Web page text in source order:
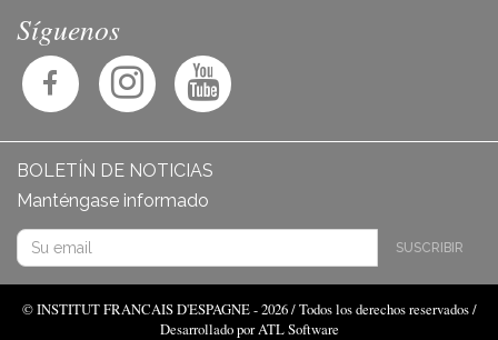
Síguenos
BOLETÍN DE NOTICIAS
Manténgase informado
SUSCRIBIR
© INSTITUT FRANCAIS D'ESPAGNE - 2026 / Todos los derechos reservados /
Desarrollado por ATL Software